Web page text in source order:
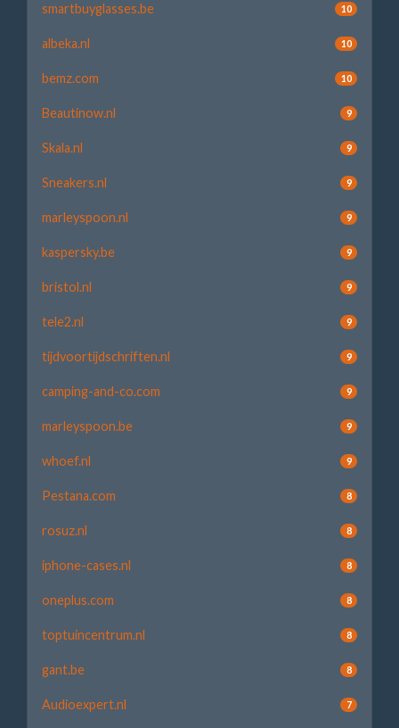
smartbuyglasses.be 10
albeka.nl 10
bemz.com 10
Beautinow.nl 9
Skala.nl 9
Sneakers.nl 9
marleyspoon.nl 9
kaspersky.be 9
bristol.nl 9
tele2.nl 9
tijdvoortijdschriften.nl 9
camping-and-co.com 9
marleyspoon.be 9
whoef.nl 9
Pestana.com 8
rosuz.nl 8
iphone-cases.nl 8
oneplus.com 8
toptuincentrum.nl 8
gant.be 8
Audioexpert.nl 7